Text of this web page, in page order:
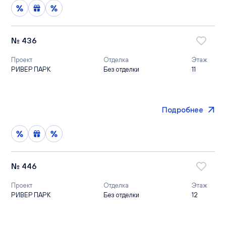
№ 436
Проект
РИВЕР ПАРК
Отделка
Без отделки
Этаж
11
Подробнее
№ 446
Проект
РИВЕР ПАРК
Отделка
Без отделки
Этаж
12